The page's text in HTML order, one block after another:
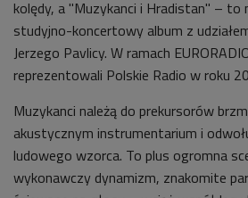
kolędy, a "Muzykanci i Hradistan" – to
studyjno-koncertowy album z
Jerzego Pavlicy. W ramach
reprezentowali Polskie Radio w roku
Muzykanci należą do prekursorów
akustycznym instrumentarium i
ludowego wzorca. To plus ogromna
wykonawczy dynamizm, znakomite